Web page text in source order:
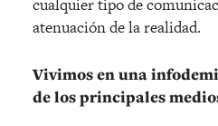
cualquier tipo de
atenuación de la realidad.
Vivimos en una
de los principales